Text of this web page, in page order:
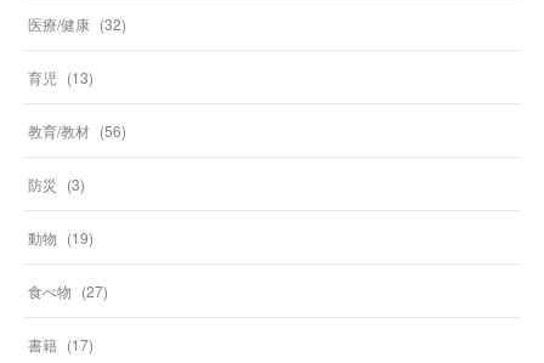
医療/健康 (32)
育児 (13)
教育/教材 (56)
防災 (3)
動物 (19)
食べ物 (27)
書籍 (17)